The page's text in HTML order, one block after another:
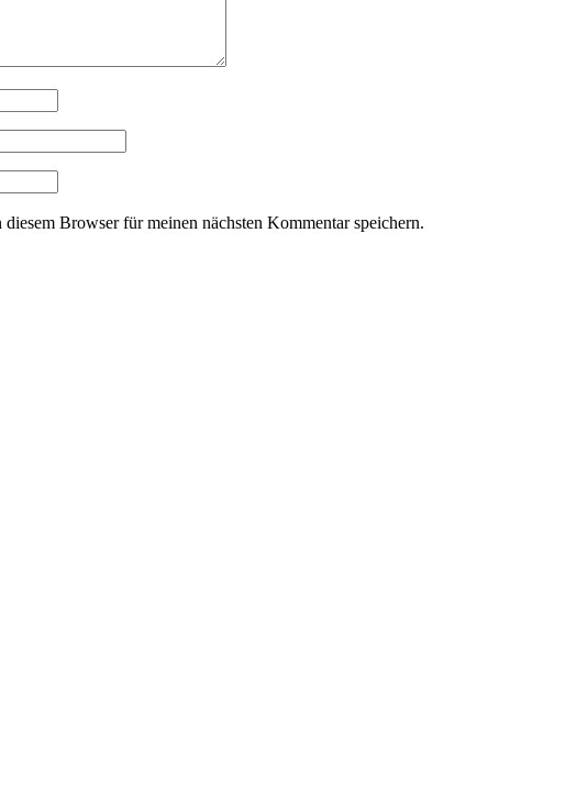
Browser für meinen nächsten Kommentar speichern.